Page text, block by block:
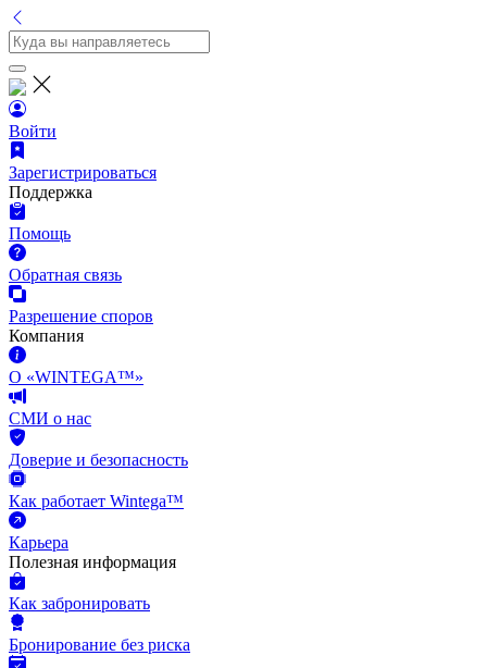
Войти
Зарегистрироваться
Поддержка
Помощь
Обратная связь
Разрешение споров
Компания
О «WINTEGA™»
СМИ о нас
Доверие и безопасность
Как работает Wintega™
Карьера
Полезная информация
Как забронировать
Бронирование без риска